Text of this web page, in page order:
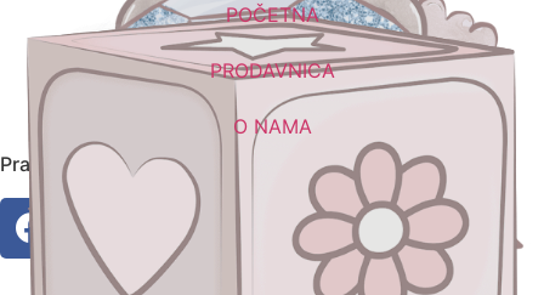
POČETNA
PRODAVNICA
O NAMA
Pratite nas